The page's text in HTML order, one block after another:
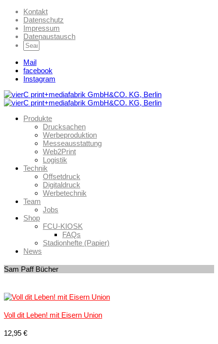
Kontakt
Datenschutz
Impressum
Datenaustausch
Mail
facebook
Instagram
Produkte
Drucksachen
Werbeproduktion
Messeausstattung
Web2Print
Logistik
Technik
Offsetdruck
Digitaldruck
Werbetechnik
Team
Jobs
Shop
FCU-KIOSK
FAQs
Stadionhefte (Papier)
News
Sam Paff Bücher
Voll dit Leben! mit Eisern Union
12,95 €